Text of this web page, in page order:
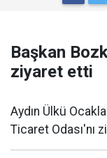
Başkan
ziyaret etti
Aydın Ülkü
Ticaret Odası'nı